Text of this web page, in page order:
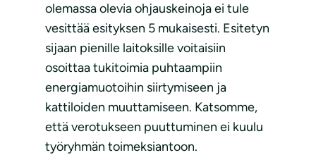
olemassa olevia ohjauskeinoja ei tule
vesittää esityksen 5 mukaisesti. Esitetyn
sijaan pienille laitoksille voitaisiin
osoittaa tukitoimia puhtaampiin
energiamuotoihin siirtymiseen ja
kattiloiden muuttamiseen. Katsomme,
että verotukseen puuttuminen ei kuulu
työryhmän toimeksiantoon.